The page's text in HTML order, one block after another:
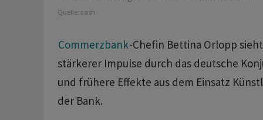
Quelle: cash
Commerzbank-Chefin Bettina Orlopp
stärkerer Impulse durch das deutsche
und frühere Effekte aus dem Einsatz
der Bank.